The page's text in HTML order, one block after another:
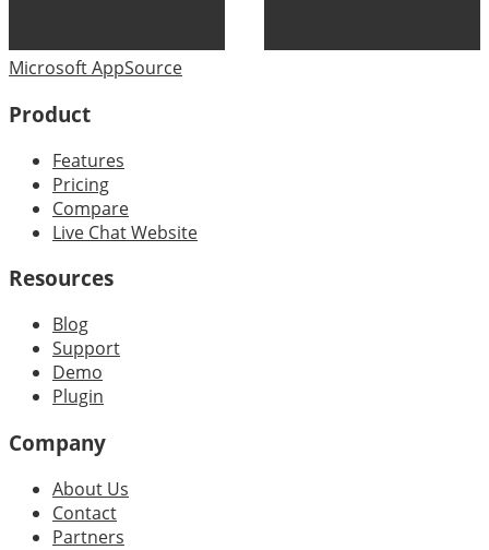
Microsoft AppSource
Product
Features
Pricing
Compare
Live Chat Website
Resources
Blog
Support
Demo
Plugin
Company
About Us
Contact
Partners